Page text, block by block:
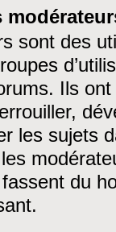
sont des
Ils ont
les sujets
du